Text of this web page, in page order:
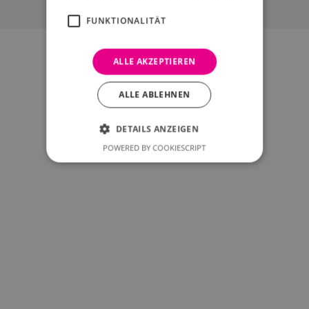
FUNKTIONALITÄT
ALLE AKZEPTIEREN
ALLE ABLEHNEN
DETAILS ANZEIGEN
POWERED BY COOKIESCRIPT